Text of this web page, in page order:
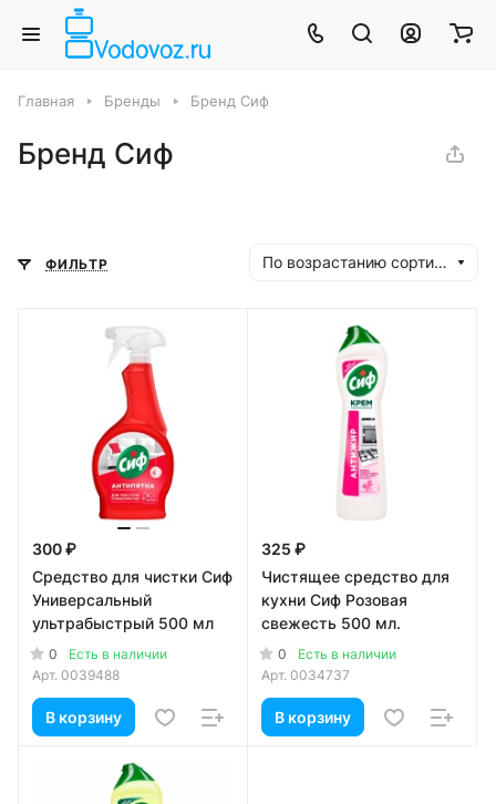
Главная Бренды Бренд Сиф
Бренд Сиф
ФИЛЬТР По возрастанию сортировки
300 ₽
Средство для чистки Сиф
Универсальный
ультрабыстрый 500 мл
0
Есть в наличии
Арт. 0039488
В корзину
325 ₽
Чистящее средство для
кухни Сиф Розовая
свежесть 500 мл.
0
Есть в наличии
Арт. 0034737
В корзину